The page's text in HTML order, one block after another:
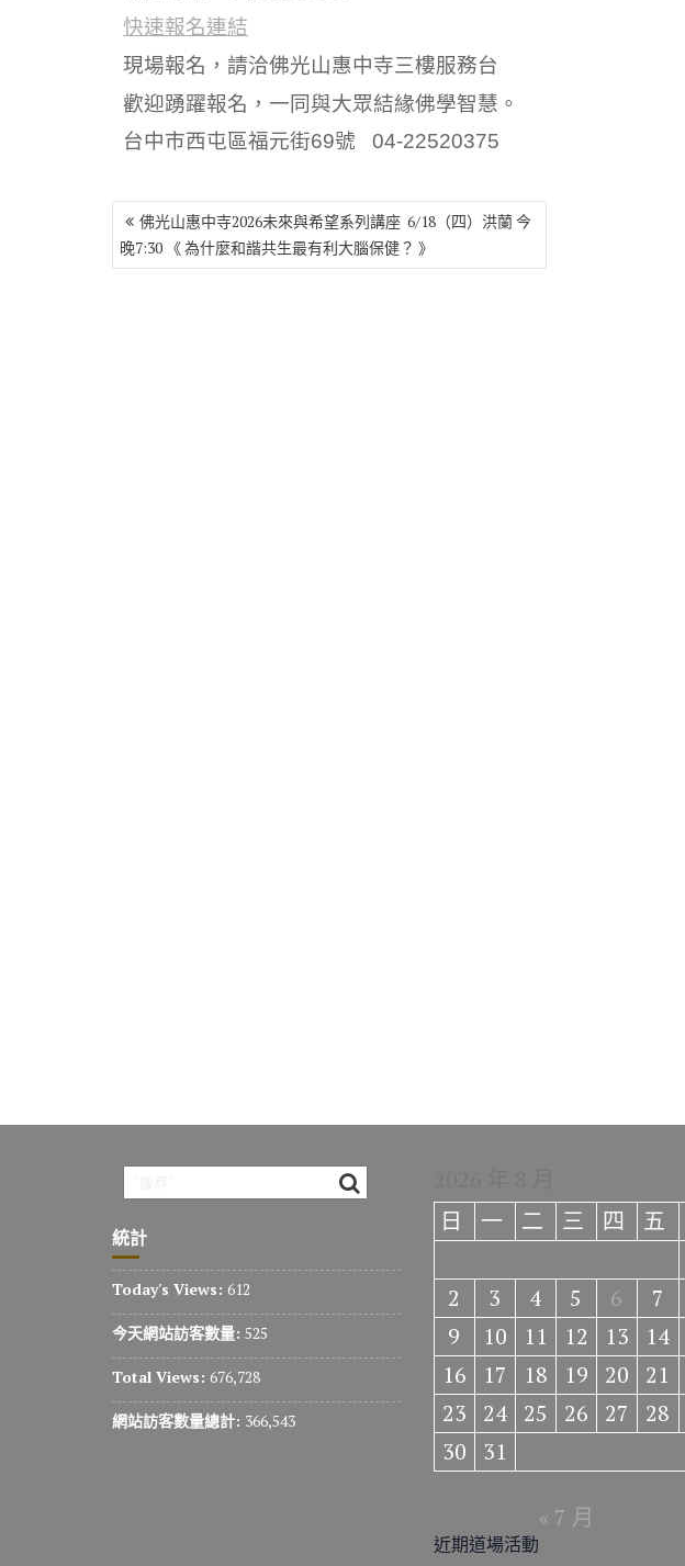
快速報名連結
現場報名，請洽佛光山惠中寺三樓服務台
歡迎踴躍報名，一同與大眾結緣佛學智慧。
台中市西屯區福元街69號 04-22520375
文
章
導
佛光山惠中寺2026未來與希望系列講座 6/18（四）洪蘭 今
晚7:30 《 為什麼和諧共生最有利大腦保健？ 》
統計
Today's Views: 612
今天網站訪客數量: 525
Total Views: 676,728
網站訪客數量總計: 366,543
日
一 二 三 四 五
2
3 4 5 6 7
9
10 11 12 13 14
16
17 18 19 20 21
23
24 25 26 27 28
30
31
« 7 月
近期道場活動